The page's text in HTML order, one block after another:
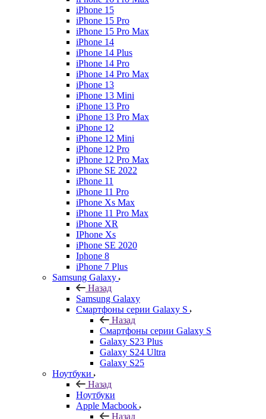
iPhone 15
iPhone 15 Pro
iPhone 15 Pro Max
iPhone 14
iPhone 14 Plus
iPhone 14 Pro
iPhone 14 Pro Max
iPhone 13
iPhone 13 Mini
iPhone 13 Pro
iPhone 13 Pro Max
iPhone 12
iPhone 12 Mini
iPhone 12 Pro
iPhone 12 Pro Max
iPhone SE 2022
iPhone 11
iPhone 11 Pro
iPhone Xs Max
iPhone 11 Pro Max
iPhone XR
IPhone Xs
iPhone SE 2020
Iphone 8
iPhone 7 Plus
Samsung Galaxy
Назад
Samsung Galaxy
Смартфоны серии Galaxy S
Назад
Смартфоны серии Galaxy S
Galaxy S23 Plus
Galaxy S24 Ultra
Galaxy S25
Ноутбуки
Назад
Ноутбуки
Apple Macbook
Назад